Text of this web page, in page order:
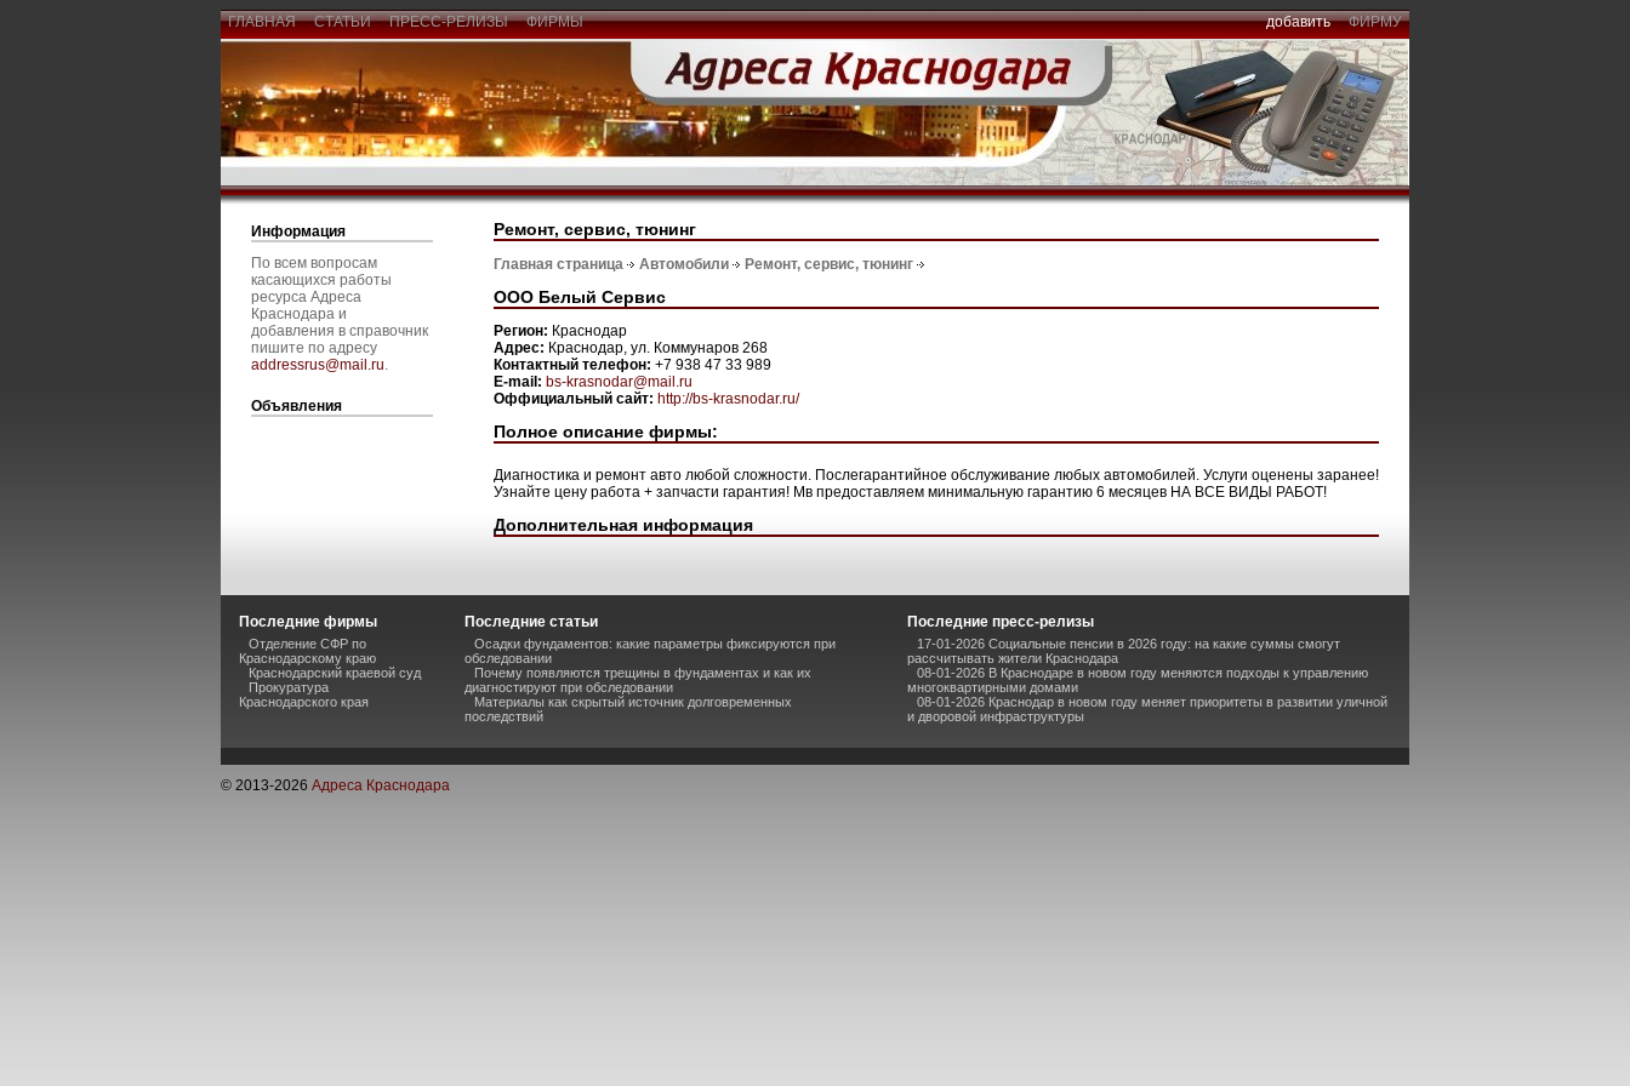
ГЛАВНАЯ СТАТЬИ ПРЕСС-РЕЛИЗЫ ФИРМЫ добавить ФИРМУ
Информация
По всем вопросам
касающихся работы
ресурса Адреса
Краснодара и
добавления в справочник
пишите по адресу
addressrus@mail.ru.
Объявления
Ремонт, сервис, тюнинг
Главная страница Автомобили Ремонт, сервис, тюнинг
ООО Белый Сервис
Регион: Краснодар
Адрес: Краснодар, ул. Коммунаров 268
Контактный телефон: +7 938 47 33 989
E-mail: bs-krasnodar@mail.ru
Оффициальный сайт: http://bs-krasnodar.ru/
Полное описание фирмы:
Диагностика и ремонт авто любой сложности. Послегарантийное обслуживание любых автомобилей. Услуги оценены заранее!
Узнайте цену работа + запчасти гарантия! Мв предоставляем минимальную гарантию 6 месяцев НА ВСЕ ВИДЫ РАБОТ!
Дополнительная информация
Последние фирмы
Отделение СФР по
Краснодарскому краю
Краснодарский краевой суд
Прокуратура
Краснодарского края
Последние статьи
Осадки фундаментов: какие параметры фиксируются при
обследовании
Почему появляются трещины в фундаментах и как их
диагностируют при обследовании
Материалы как скрытый источник долговременных
последствий
Последние пресс-релизы
17-01-2026 Социальные пенсии в 2026 году: на какие суммы смогут
рассчитывать жители Краснодара
08-01-2026 В Краснодаре в новом году меняются подходы к управлению
многоквартирными домами
08-01-2026 Краснодар в новом году меняет приоритеты в развитии уличной
и дворовой инфраструктуры
© 2013-2026 Адреса Краснодара